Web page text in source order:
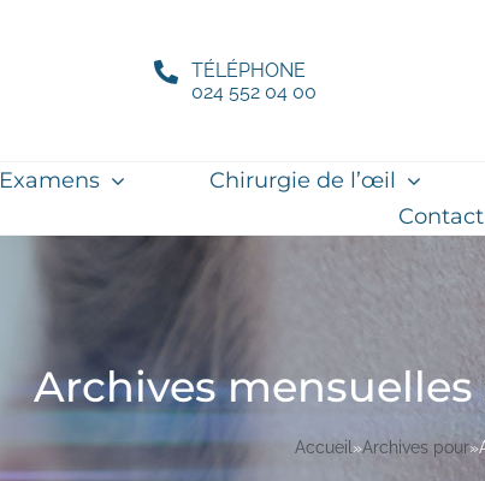
TÉLÉPHONE
024 552 04 00
Examens Chirurgie de l’œil
Contact
Archives
Accueil»Archives pour»